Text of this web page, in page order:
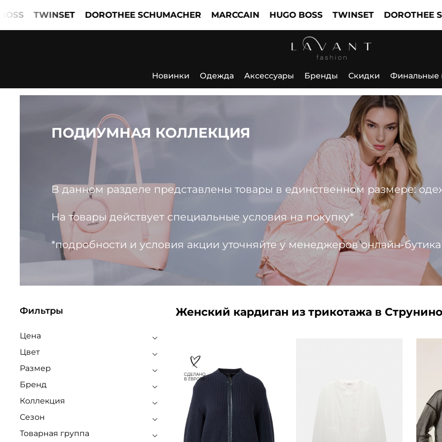
TWINSET DOROTHEE SCHUMACHER MARCCAIN HUGO BOSS TWINSET DOROTHEE
Новинки Одежда Аксессуары Бренды Скидки Финальные
ПОДИУМНАЯ КОЛЛЕКЦИЯ
В данном разделе представлены товары в единственном размере:
На товары действует специальные условия на покупку*
*подробности и условия акции уточняйте у менеджеров онлайн-бутика
Женский кардиган из трикотажа в Струнино
Фильтры
Цена
Цвет
Размер
Бренд
Коллекция
Сезон
Товарная группа